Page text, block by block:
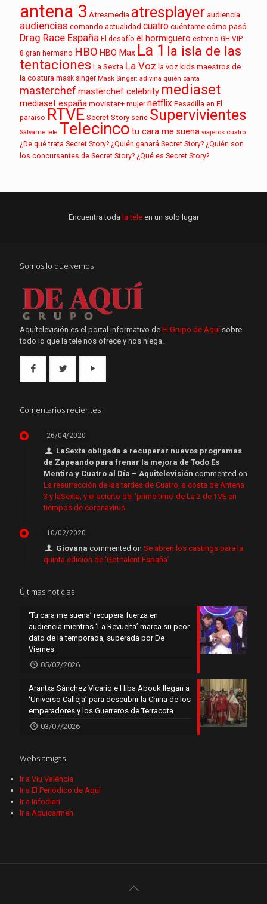
antena 3 Atresmedia atresplayeraudiencia
audiencias comando actualidad cuatrocuéntame cómo pasó
Drag Race España El desafío el hormiguero estreno GH VIP
8 gran hermano HBO HBO Max La 1 la isla de las
tentaciones La Sexta La Voz la voz kids maestros de
la costura mask singer Mask Singer: adivina quién canta
masterchef masterchef celebrity mediaset
mediaset españamovistar+ mujer netflix Pesadilla en El
paraíso RTVE Secret Story serie Supervivientes
Sálvame tele Telecinco tu cara me suena viajeros cuatro
¿De qué trata Secret Story? ¿Quién ganará Secret Story? ¿Quién son
los concursantes de Secret Story? ¿Qué es Secret Story?
Encuentra toda la tele en un solo lugar
Somos lo que vemos
Aquítelevisión es el portal informativo de El Grupo de Aquí sobre
todo lo que la tele nos ofrece y nos niega.
Comentarios recientes
26/04/2020
LaSexta obligada a recuperar nuevos programas
de Zapeando para frenar la mejora de Todo Es
Mentira y Cuatro al Día – Aquitelevisión commented on
La resurrección de las tardes de Cuatro, a costa de Antena
3 y laSexta, y el acierto del ‘prime time’ de La 2 de TVE en
tiempos de coronavirus
10/02/2020
Giovana commented onSe abren los castings para la
quinta edición de ‘Got talent España’
Últimas noticias
‘Tu cara me suena’ recupera fuerza en
audiencia mientras ‘La Revuelta’ marca su peor
dato de la temporada, superada por De
Viernes
05/07/2026
Arantxa Sánchez Vicario e Hiba Abouk llegan a
‘Universo Calleja’ para descubrir la China de los
emperadores y los Guerreros de Terracota
03/07/2026
Webs amigas
Ir a Viu València
Ir a El Periódico de Aquí
Ir a Infodiari
Ir a Aquicarmen